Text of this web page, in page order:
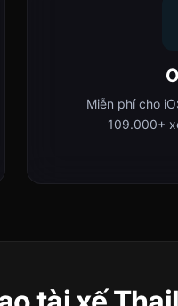
Miễn phí cho
109.000+